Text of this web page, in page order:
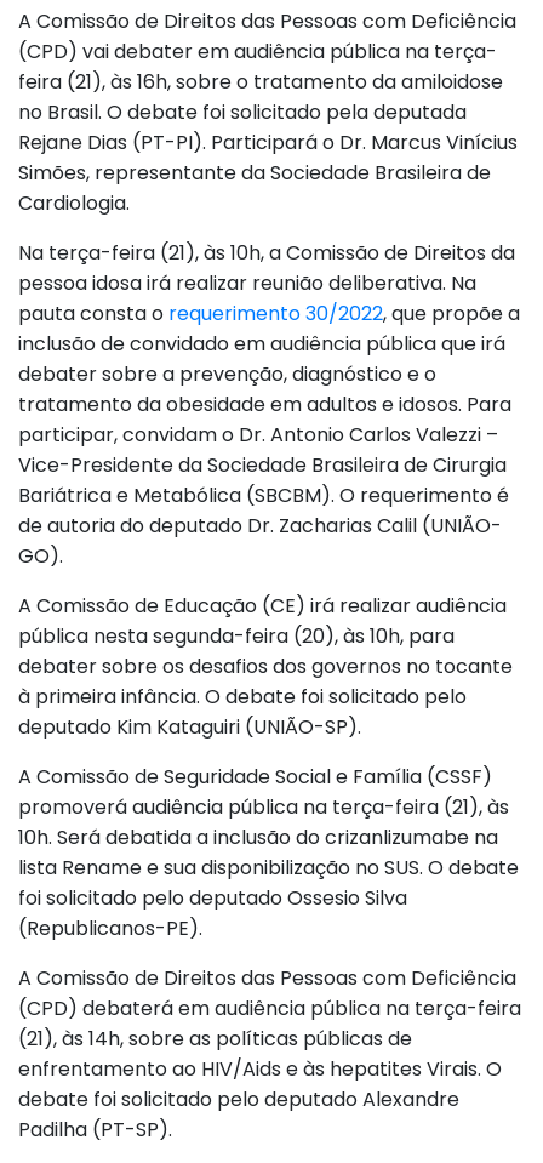
A Comissão de Direitos das Pessoas com Deficiência
(CPD) vai debater em audiência pública na terça-
feira (21), às 16h, sobre o tratamento da amiloidose
no Brasil. O debate foi solicitado pela deputada
Rejane Dias (PT-PI). Participará o Dr. Marcus Vinícius
Simões, representante da Sociedade Brasileira de
Cardiologia.
Na terça-feira (21), às 10h, a Comissão de Direitos da
pessoa idosa irá realizar reunião deliberativa. Na
pauta consta o requerimento 30/2022, que propõe a
inclusão de convidado em audiência pública que irá
debater sobre a prevenção, diagnóstico e o
tratamento da obesidade em adultos e idosos. Para
participar, convidam o Dr. Antonio Carlos Valezzi –
Vice-Presidente da Sociedade Brasileira de Cirurgia
Bariátrica e Metabólica (SBCBM). O requerimento é
de autoria do deputado Dr. Zacharias Calil (UNIÃO-
GO).
A Comissão de Educação (CE) irá realizar audiência
pública nesta segunda-feira (20), às 10h, para
debater sobre os desafios dos governos no tocante
à primeira infância. O debate foi solicitado pelo
deputado Kim Kataguiri (UNIÃO-SP).
A Comissão de Seguridade Social e Família (CSSF)
promoverá audiência pública na terça-feira (21), às
10h. Será debatida a inclusão do crizanlizumabe na
lista Rename e sua disponibilização no SUS. O debate
foi solicitado pelo deputado Ossesio Silva
(Republicanos-PE).
A Comissão de Direitos das Pessoas com Deficiência
(CPD) debaterá em audiência pública na terça-feira
(21), às 14h, sobre as políticas públicas de
enfrentamento ao HIV/Aids e às hepatites Virais. O
debate foi solicitado pelo deputado Alexandre
Padilha (PT-SP).